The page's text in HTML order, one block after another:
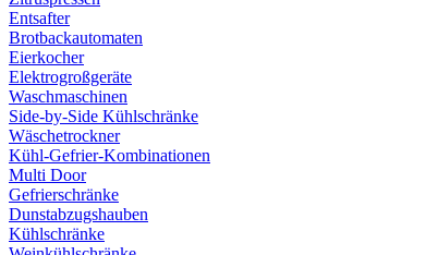
Entsafter
Brotbackautomaten
Eierkocher
Elektrogroßgeräte
Waschmaschinen
Side-by-Side Kühlschränke
Wäschetrockner
Kühl-Gefrier-Kombinationen
Multi Door
Gefrierschränke
Dunstabzugshauben
Kühlschränke